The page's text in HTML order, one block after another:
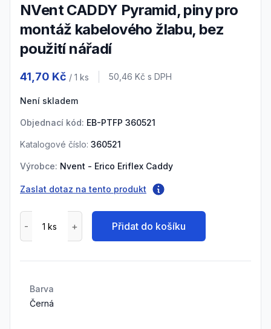
nVent CADDY Pyramid, piny pro
montáž kabelového žlabu, bez
použití nářadí
41,70 Kč / 1 ks Cena s DPH
50,46 Kč s DPH
Není skladem
Objednací kód: EB-PTFP 360521
Katalogové číslo: 360521
Výrobce: Nvent - Erico Eriflex Caddy
Zaslat dotaz na tento produkt
Přidat do košíku
Barva
Černá